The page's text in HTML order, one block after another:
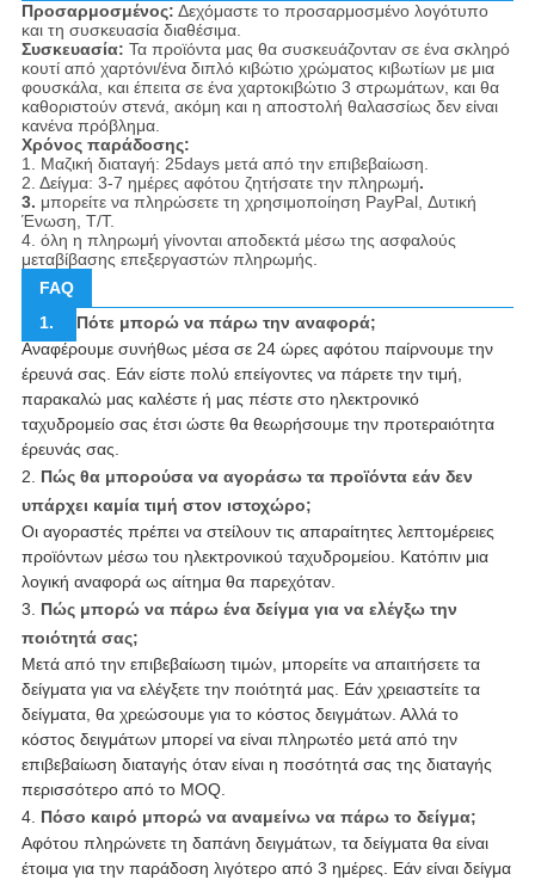
Προσαρμοσμένος: Δεχόμαστε το προσαρμοσμένο λογότυπο
και τη συσκευασία διαθέσιμα.
Συσκευασία: Τα προϊόντα μας θα συσκευάζονταν σε ένα σκληρό
κουτί από χαρτόνι/ένα διπλό κιβώτιο χρώματος κιβωτίων με μια
φουσκάλα, και έπειτα σε ένα χαρτοκιβώτιο 3 στρωμάτων, και θα
καθοριστούν στενά, ακόμη και η αποστολή θαλασσίως δεν είναι
κανένα πρόβλημα.
Χρόνος παράδοσης:
1. Μαζική διαταγή: 25days μετά από την επιβεβαίωση.
2. Δείγμα: 3-7 ημέρες αφότου ζητήσατε την πληρωμή.
3. μπορείτε να πληρώσετε τη χρησιμοποίηση PayPal, Δυτική
Ένωση, T/T.
4. όλη η πληρωμή γίνονται αποδεκτά μέσω της ασφαλούς
μεταβίβασης επεξεργαστών πληρωμής.
FAQ
1.
Πότε μπορώ να πάρω την αναφορά;
Αναφέρουμε συνήθως μέσα σε 24 ώρες αφότου παίρνουμε την
έρευνά σας. Εάν είστε πολύ επείγοντες να πάρετε την τιμή,
παρακαλώ μας καλέστε ή μας πέστε στο ηλεκτρονικό
ταχυδρομείο σας έτσι ώστε θα θεωρήσουμε την προτεραιότητα
έρευνάς σας.
2. Πώς θα μπορούσα να αγοράσω τα προϊόντα εάν δεν
υπάρχει καμία τιμή στον ιστοχώρο;
Οι αγοραστές πρέπει να στείλουν τις απαραίτητες λεπτομέρειες
προϊόντων μέσω του ηλεκτρονικού ταχυδρομείου. Κατόπιν μια
λογική αναφορά ως αίτημα θα παρεχόταν.
3. Πώς μπορώ να πάρω ένα δείγμα για να ελέγξω την
ποιότητά σας;
Μετά από την επιβεβαίωση τιμών, μπορείτε να απαιτήσετε τα
δείγματα για να ελέγξετε την ποιότητά μας. Εάν χρειαστείτε τα
δείγματα, θα χρεώσουμε για το κόστος δειγμάτων. Αλλά το
κόστος δειγμάτων μπορεί να είναι πληρωτέο μετά από την
επιβεβαίωση διαταγής όταν είναι η ποσότητά σας της διαταγής
περισσότερο από το MOQ.
4. Πόσο καιρό μπορώ να αναμείνω να πάρω το δείγμα;
Αφότου πληρώνετε τη δαπάνη δειγμάτων, τα δείγματα θα είναι
έτοιμα για την παράδοση λιγότερο από 3 ημέρες. Εάν είναι δείγμα